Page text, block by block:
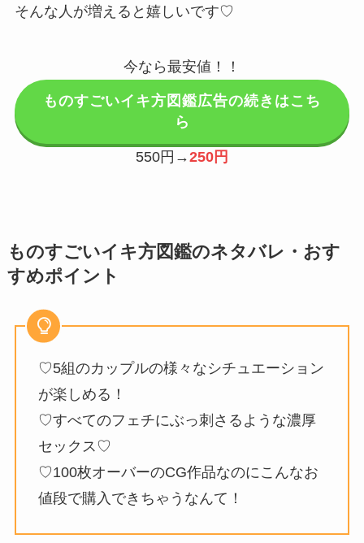
そんな人が増えると嬉しいです♡
今なら最安値！！
ものすごいイキ方図鑑広告の続きはこち
ら
550円→250円
ものすごいイキ方図鑑のネタバレ・おす
すめポイント
♡5組のカップルの様々なシチュエーション
が楽しめる！
♡すべてのフェチにぶっ刺さるような濃厚
セックス♡
♡100枚オーバーのCG作品なのにこんなお
値段で購入できちゃうなんて！